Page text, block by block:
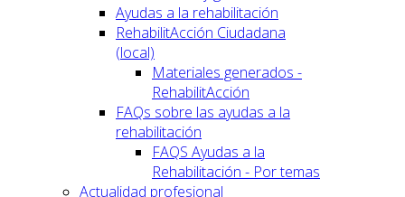
Ayudas a la rehabilitación
RehabilitAcción Ciudadana
(local)
Materiales generados -
RehabilitAcción
FAQs sobre las ayudas a la
rehabilitación
FAQS Ayudas a la
Rehabilitación - Por temas
Actualidad profesional